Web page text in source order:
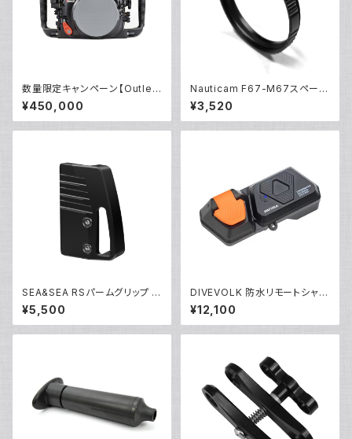
数量限定キャンペーン【Outlet/
展示使用品】Nauticam R5ハウ
ジング バキュームバルブ付き
¥450,000
Nauticam F67-M67スペーサ
ーリング [部品]
¥3,520
SEA&SEA RSパームグリップ [2
2530]
¥5,500
DIVEVOLK 防水リモートシャッ
ター [21691]
¥12,100